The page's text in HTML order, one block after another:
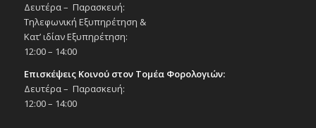
Δευτέρα – Παρασκευή:
Τηλεφωνική Εξυπηρέτηση &
Κατ’ ιδίαν Εξυπηρέτηση:
12:00 – 14:00
Επισκέψεις Κοινού στον Τομέα Φορολογιών:
Δευτέρα – Παρασκευή:
12:00 – 14:00